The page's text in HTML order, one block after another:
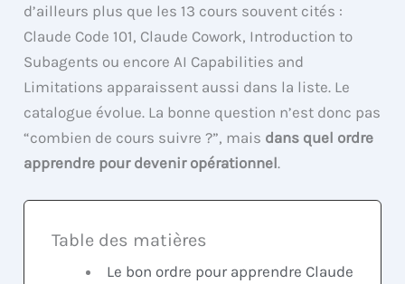
d’ailleurs plus que les 13 cours souvent cités :
Claude Code 101, Claude Cowork, Introduction to
Subagents ou encore AI Capabilities and
Limitations apparaissent aussi dans la liste. Le
catalogue évolue. La bonne question n’est donc pas
“combien de cours suivre ?”, mais dans quel ordre
apprendre pour devenir opérationnel.
Table des matières
Le bon ordre pour apprendre Claude